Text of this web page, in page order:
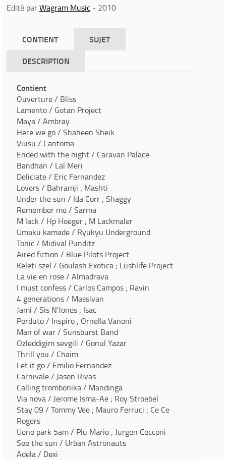
Edité parWagram Music - 2010
CONTIENT
SUJET
DESCRIPTION
Contient
Ouverture / Bliss
Lamento / Gotan Project
Maya / Ambray
Here we go / Shaheen Sheik
Viusu / Cantoma
Ended with the night / Caravan Palace
Bandhan / Lal Meri
Deliciate / Eric Fernandez
Lovers / Bahramji ; Mashti
Under the sun / Ida Corr ; Shaggy
Remember me / Sarma
M lack / Hp Hoeger ; M Lackmaler
Umaku kamade / Ryukyu Underground
Tonic / Midival Punditz
Aired fiction / Blue Pilots Project
Keleti szel / Goulash Exotica ; Lushlife Project
La vie en rose / Almadrava
I must confess / Carlos Campos ; Ravin
4 generations / Massivan
Jami / Sis N'Jones ; Isac
Perduto / Inspiro ; Ornella Vanoni
Man of war / Sunsburst Band
Ozleddigim sevgili / Gonul Yazar
Thrill you / Chaim
Let it go / Emilio Fernandez
Carnivale / Jason Rivas
Calling trombonika / Mandinga
Via nova / Jerome Isma-Ae ; Roy Stroebel
Stay 09 / Tommy Vee ; Mauro Ferruci ; Ce Ce
Rogers
Ueno park 5am / Piu Mario ; Jurgen Cecconi
See the sun / Urban Astronauts
Adela / Dexi